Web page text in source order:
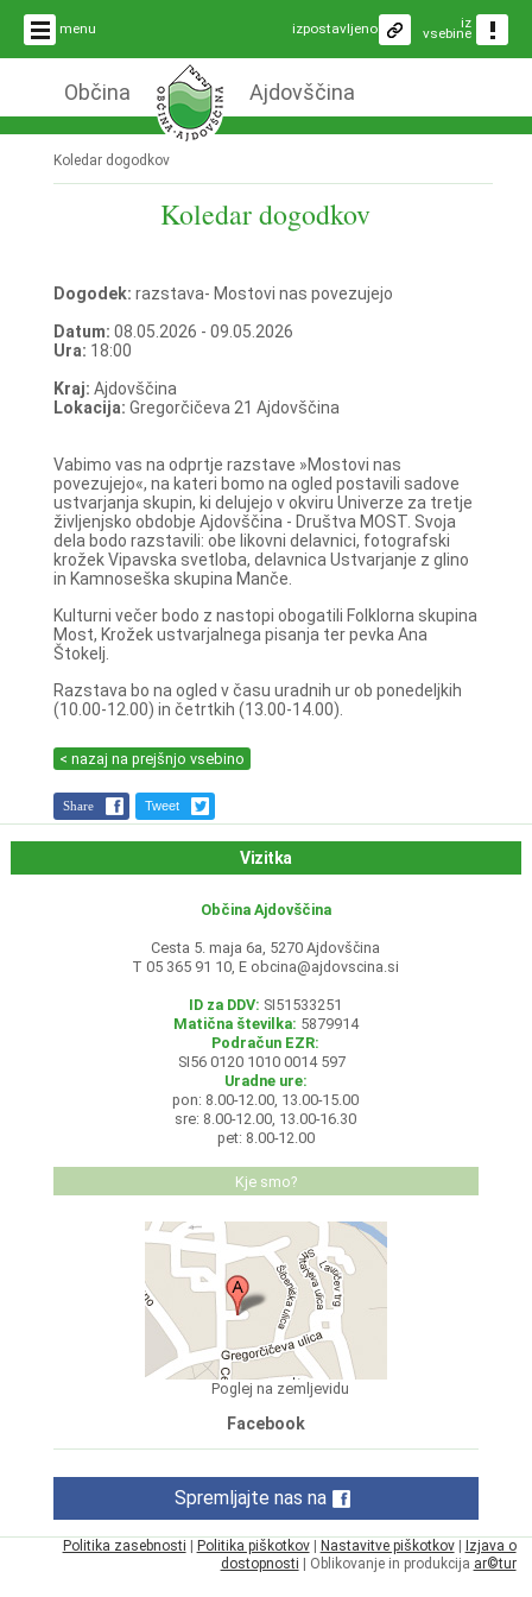
menu iz
vsebine
izpostavljeno
Občina Ajdovščina
Koledar dogodkov
Koledar dogodkov
Dogodek: razstava- Mostovi nas povezujejo
Datum: 08.05.2026 - 09.05.2026
Ura: 18:00
Kraj: Ajdovščina
Lokacija: Gregorčičeva 21 Ajdovščina
Vabimo vas na odprtje razstave »Mostovi nas
povezujejo«, na kateri bomo na ogled postavili sadove
ustvarjanja skupin, ki delujejo v okviru Univerze za tretje
življenjsko obdobje Ajdovščina - Društva MOST. Svoja
dela bodo razstavili: obe likovni delavnici, fotografski
krožek Vipavska svetloba, delavnica Ustvarjanje z glino
in Kamnoseška skupina Manče.
Kulturni večer bodo z nastopi obogatili Folklorna skupina
Most, Krožek ustvarjalnega pisanja ter pevka Ana
Štokelj.
Razstava bo na ogled v času uradnih ur ob ponedeljkih
(10.00-12.00) in četrtkih (13.00-14.00).
< nazaj na prejšnjo vsebino
Share Tweet
Vizitka
Občina Ajdovščina
Cesta 5. maja 6a, 5270 Ajdovščina
T 05 365 91 10, E obcina@ajdovscina.si
ID za DDV: SI51533251
Matična številka: 5879914
Podračun EZR:
SI56 0120 1010 0014 597
Uradne ure:
pon: 8.00-12.00, 13.00-15.00
sre: 8.00-12.00, 13.00-16.30
pet: 8.00-12.00
Kje smo?
Poglej na zemljevidu
Facebook
Spremljajte nas na
Politika zasebnosti | Politika piškotkov| Nastavitve piškotkov| Izjava o
dostopnosti | Oblikovanje in produkcija ar©tur